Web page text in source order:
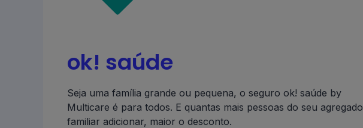
ok! saúde
Seja uma família grande ou pequena, o seguro ok! saúde by
Multicare é para todos. E quantas mais pessoas do seu agregado
familiar adicionar, maior o desconto.